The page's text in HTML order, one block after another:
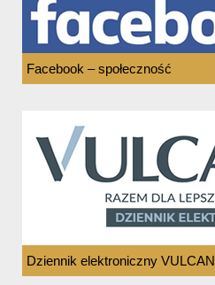
Facebook – społeczność
Dziennik elektroniczny VULCAN